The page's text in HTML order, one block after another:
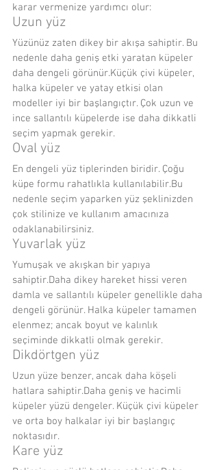
karar vermenize yardımcı olur:
Uzun yüz
Yüzünüz zaten dikey bir akışa sahiptir. Bu
nedenle daha geniş etki yaratan küpeler
daha dengeli görünür.Küçük çivi küpeler,
halka küpeler ve yatay etkisi olan
modeller iyi bir başlangıçtır. Çok uzun ve
ince sallantılı küpelerde ise daha dikkatli
seçim yapmak gerekir.
Oval yüz
En dengeli yüz tiplerinden biridir. Çoğu
küpe formu rahatlıkla kullanılabilir.Bu
nedenle seçim yaparken yüz şeklinizden
çok stilinize ve kullanım amacınıza
odaklanabilirsiniz.
Yuvarlak yüz
Yumuşak ve akışkan bir yapıya
sahiptir.Daha dikey hareket hissi veren
damla ve sallantılı küpeler genellikle daha
dengeli görünür. Halka küpeler tamamen
elenmez; ancak boyut ve kalınlık
seçiminde dikkatli olmak gerekir.
Dikdörtgen yüz
Uzun yüze benzer, ancak daha köşeli
hatlara sahiptir.Daha geniş ve hacimli
küpeler yüzü dengeler. Küçük çivi küpeler
ve orta boy halkalar iyi bir başlangıç
noktasıdır.
Kare yüz